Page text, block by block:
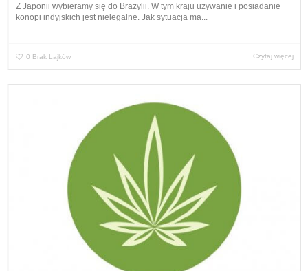
Z Japonii wybieramy się do Brazylii. W tym kraju używanie i posiadanie
konopi indyjskich jest nielegalne. Jak sytuacja ma...
0 Brak Lajków Czytaj więcej